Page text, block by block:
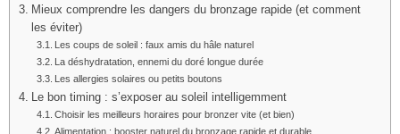
Mieux comprendre les dangers du bronzage rapide (et comment
les éviter)
Les coups de soleil : faux amis du hâle naturel
La déshydratation, ennemi du doré longue durée
Les allergies solaires ou petits boutons
Le bon timing : s’exposer au soleil intelligemment
Choisir les meilleurs horaires pour bronzer vite (et bien)
Alimentation : booster naturel du bronzage rapide et durable